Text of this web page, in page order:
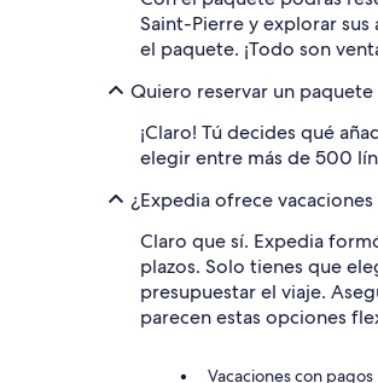
Saint-Pierre y explorar
el paquete. ¡Todo son
Quiero reservar un
¡Claro! Tú decides qué
elegir entre más de 500
¿Expedia ofrece
Claro que sí. Expedia
plazos. Solo tienes que
presupuestar el viaje.
parecen estas opciones
Vacaciones con